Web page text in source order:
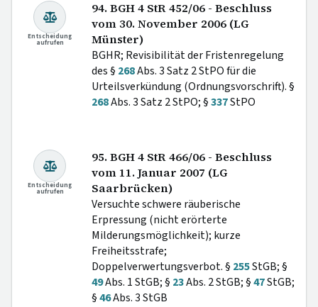
Entscheidung
aufrufen
94. BGH 4 StR 452/06 - Beschluss
vom 30. November 2006 (LG
Münster)
BGHR; Revisibilität der Fristenregelung
des § 268Abs. 3 Satz 2 StPO für die
Urteilsverkündung (Ordnungsvorschrift). §
268Abs. 3 Satz 2 StPO; §337StPO
Entscheidung
aufrufen
95. BGH 4 StR 466/06 - Beschluss
vom 11. Januar 2007 (LG
Saarbrücken)
Versuchte schwere räuberische
Erpressung (nicht erörterte
Milderungsmöglichkeit); kurze
Freiheitsstrafe;
Doppelverwertungsverbot. § 255StGB; §
49Abs. 1 StGB; § 23Abs. 2 StGB; §47StGB;
§46Abs. 3 StGB